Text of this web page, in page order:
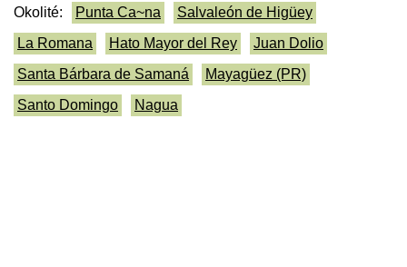
Okolité: Punta Ca~na
Salvaleón de Higüey
La Romana
Hato Mayor del Rey
Juan Dolio
Santa Bárbara de Samaná
Mayagüez (PR)
Santo Domingo
Nagua